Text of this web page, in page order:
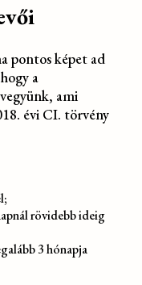
pontos képet ad
a
ami
évi CI. törvény
rövidebb ideig
3 hónapja